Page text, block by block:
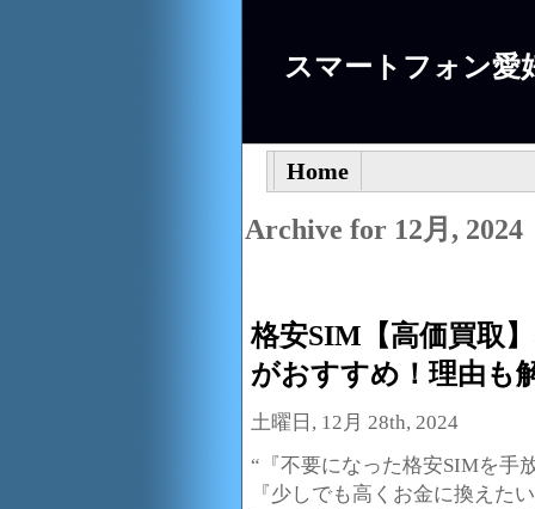
スマートフォン愛
Home
Archive for 12月, 2024
格安SIM【高価買取
がおすすめ！理由も
土曜日, 12月 28th, 2024
“『不要になった格安SIMを手
『少しでも高くお金に換えた